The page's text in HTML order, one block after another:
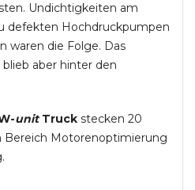
Undichtigkeiten am
defekten Hochdruckpumpen
waren die Folge. Das
aber hinter den
unitTruck stecken 20
Bereich Motorenoptimierung